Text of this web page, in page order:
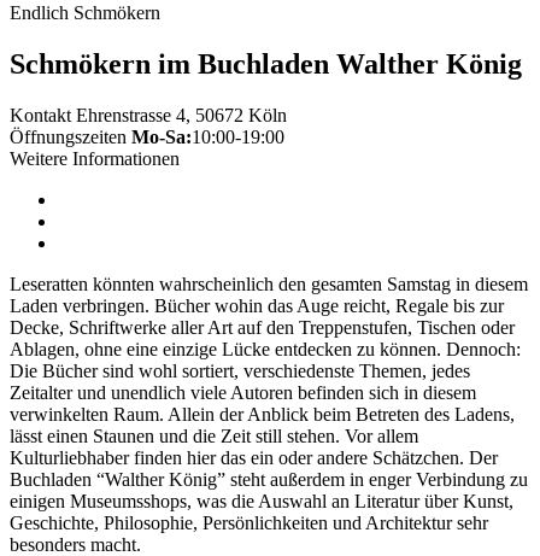
Endlich Schmökern
Schmökern im Buchladen Walther König
Kontakt Ehrenstrasse 4, 50672 Köln
Öffnungszeiten Mo-Sa:10:00-19:00
Weitere Informationen
Leseratten könnten wahrscheinlich den gesamten Samstag in diesem
Laden verbringen. Bücher wohin das Auge reicht, Regale bis zur
Decke, Schriftwerke aller Art auf den Treppenstufen, Tischen oder
Ablagen, ohne eine einzige Lücke entdecken zu können. Dennoch:
Die Bücher sind wohl sortiert, verschiedenste Themen, jedes
Zeitalter und unendlich viele Autoren befinden sich in diesem
verwinkelten Raum. Allein der Anblick beim Betreten des Ladens,
lässt einen Staunen und die Zeit still stehen. Vor allem
Kulturliebhaber finden hier das ein oder andere Schätzchen. Der
Buchladen “Walther König” steht außerdem in enger Verbindung zu
einigen Museumsshops, was die Auswahl an Literatur über Kunst,
Geschichte, Philosophie, Persönlichkeiten und Architektur sehr
besonders macht.